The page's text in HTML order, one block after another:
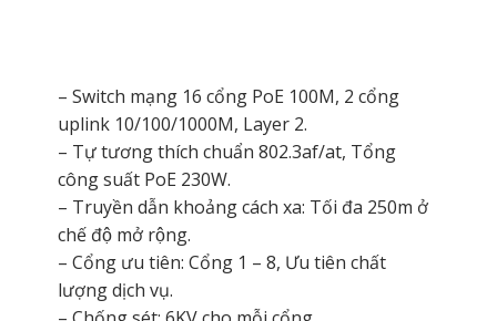
– Switch mạng 16 cổng PoE 100M, 2 cổng
uplink 10/100/1000M, Layer 2.
– Tự tương thích chuẩn 802.3af/at, Tổng
công suất PoE 230W.
– Truyền dẫn khoảng cách xa: Tối đa 250m ở
chế độ mở rộng.
– Cổng ưu tiên: Cổng 1 – 8, Ưu tiên chất
lượng dịch vụ.